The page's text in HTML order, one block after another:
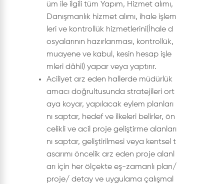
üm ile ilgili tüm Yapım, Hizmet alımı,
Danışmanlık hizmet alımı, ihale işlem
leri ve kontrollük hizmetlerini(İhale d
osyalarının hazırlanması, kontrollük,
muayene ve kabul, kesin hesap işle
mleri dâhil) yapar veya yaptırır.
Aciliyet arz eden hallerde müdürlük
amacı doğrultusunda stratejileri ort
aya koyar, yapılacak eylem planları
nı saptar, hedef ve ilkeleri belirler, ön
celikli ve acil proje geliştirme alanları
nı saptar, geliştirilmesi veya kentsel t
asarımı öncelik arz eden proje alanl
arı için her ölçekte eş-zamanlı plan/
proje/ detay ve uygulama çalışmal